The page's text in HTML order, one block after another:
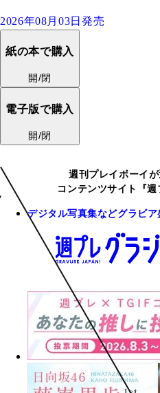
2026年08月03日発売
紙の本で購入
開/閉
電子版で購入
開/閉
週刊プレイボーイ
コンテンツサイト『週
デジタル写真集などグラビ